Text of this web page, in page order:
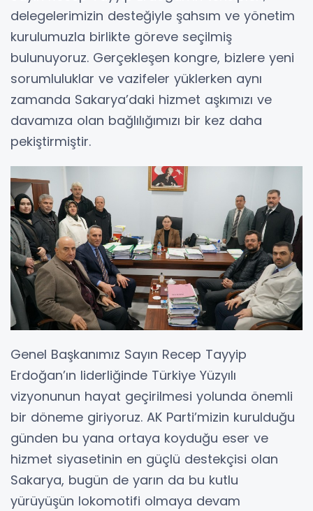
delegelerimizin desteğiyle şahsım ve yönetim
kurulumuzla birlikte göreve seçilmiş
bulunuyoruz. Gerçekleşen kongre, bizlere yeni
sorumluluklar ve vazifeler yüklerken aynı
zamanda Sakarya’daki hizmet aşkımızı ve
davamıza olan bağlılığımızı bir kez daha
pekiştirmiştir.
Genel Başkanımız Sayın Recep Tayyip
Erdoğan’ın liderliğinde Türkiye Yüzyılı
vizyonunun hayat geçirilmesi yolunda önemli
bir döneme giriyoruz. AK Parti’mizin kurulduğu
günden bu yana ortaya koyduğu eser ve
hizmet siyasetinin en güçlü destekçisi olan
Sakarya, bugün de yarın da bu kutlu
yürüyüşün lokomotifi olmaya devam